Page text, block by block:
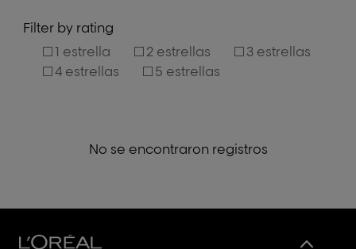
Filter by rating
1 estrella
2 estrellas
3 estrellas
4 estrellas
5 estrellas
No se encontraron registros